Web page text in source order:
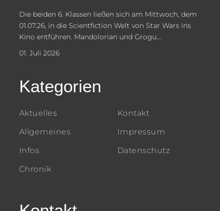
Die beiden 6. Klassen ließen sich am Mittwoch, dem
01.07.26, in die Scientfiction Welt von Star Wars ins
Kino entführen. Mandolorian und Grogu...
01. Juli 2026
Kategorien
Aktuelles
Allgemeines
Infos
Chronik
Kontakt
Impressum
Datenschutz